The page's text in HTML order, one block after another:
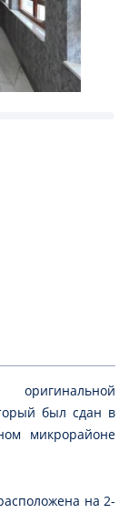
оригинальной
был сдан в
микрорайоне
на 2-